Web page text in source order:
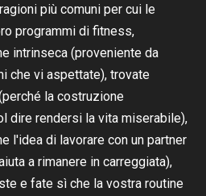
più comuni per cui le
programmi di fitness,
intrinseca (proveniente da
che vi aspettate), trovate
la costruzione
dire rendersi la vita miserabile),
l'idea di lavorare con un partner
a rimanere in carreggiata),
e fate sì che la vostra routine